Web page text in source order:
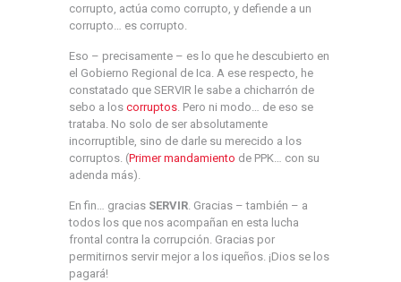
corrupto, actúa como corrupto, y defiende a un
corrupto… es corrupto.
Eso – precisamente – es lo que he descubierto en
el Gobierno Regional de Ica. A ese respecto, he
constatado que SERVIR le sabe a chicharrón de
sebo a loscorruptos. Pero ni modo… de eso se
trataba. No solo de ser absolutamente
incorruptible, sino de darle su merecido a los
corruptos. (Primer mandamiento de PPK… con su
adenda más).
En fin… gracias SERVIR. Gracias – también – a
todos los que nos acompañan en esta lucha
frontal contra la corrupción. Gracias por
permitirnos servir mejor a los iqueños. ¡Dios se los
pagará!